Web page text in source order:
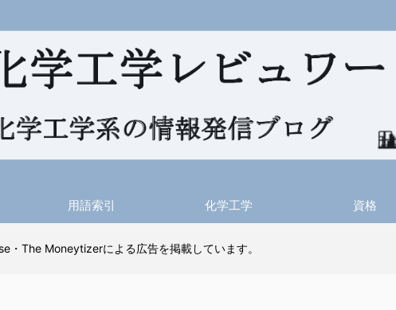
用語索引 化学工学 資格
The Moneytizerによる広告を掲載しています。